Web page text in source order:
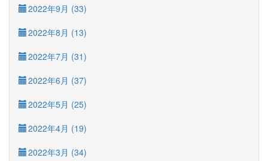
2022年9月 (33)
2022年8月 (13)
2022年7月 (31)
2022年6月 (37)
2022年5月 (25)
2022年4月 (19)
2022年3月 (34)